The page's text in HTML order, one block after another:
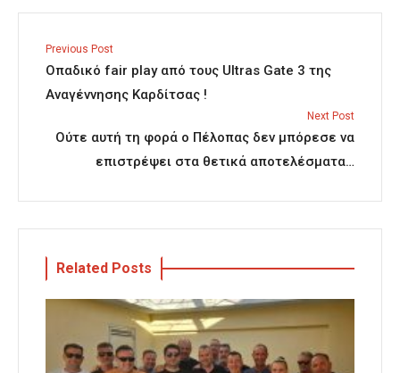
Previous Post
Οπαδικό fair play από τους Ultras Gate 3 της
Αναγέννησης Καρδίτσας !
Next Post
Ούτε αυτή τη φορά ο Πέλοπας δεν μπόρεσε να
επιστρέψει στα θετικά αποτελέσματα…
Related Posts